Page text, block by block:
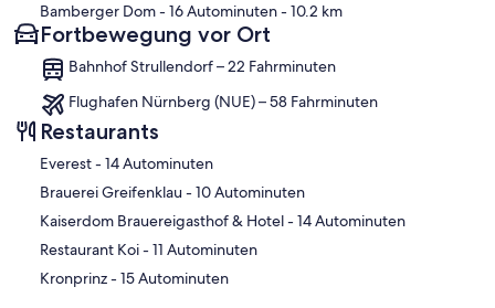
Bamberger Dom- 16 Autominuten- 10.2 km
Fortbewegung vor Ort
Bahnhof Strullendorf – 22 Fahrminuten
Flughafen Nürnberg (NUE) – 58 Fahrminuten
Restaurants
‪Everest - ‬14 Autominuten
‪Brauerei Greifenklau - ‬10 Autominuten
‪Kaiserdom Brauereigasthof & Hotel - ‬14 Autominuten
‪Restaurant Koi - ‬11 Autominuten
‪Kronprinz - ‬15 Autominuten